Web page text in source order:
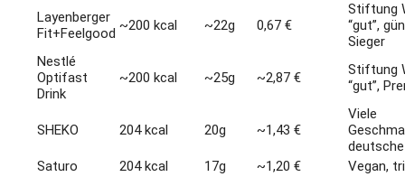
Layenberger
Fit+Feelgood ~200 kcal ~22g 0,67 €
Stiftung
“gut”,
Sieger
Nestlé
Optifast
Drink
~200 kcal ~25g ~2,87 €
Stiftung
“gut”,
SHEKO 204 kcal 20g ~1,43 €
Viele
Saturo
204 kcal 17g ~1,20 €
Vegan,